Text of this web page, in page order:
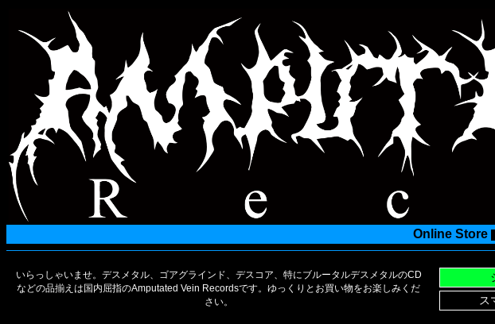
Online Store
いらっしゃいませ。デスメタル、ゴアグラインド、デスコア、特にブルータルデスメタルのCD
などの品揃えは国内屈指のAmputated Vein Recordsです。ゆっくりとお買い物をお楽しみくだ
さい。